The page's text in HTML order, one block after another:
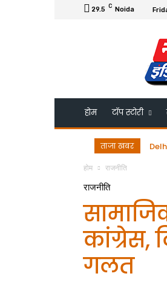
29.5 C Noida
होम टॉप स्टोरी
ताजा खबर Delhi
डॉ.
होम राजनीति
राजनीति
कांग्रेस,
गलत